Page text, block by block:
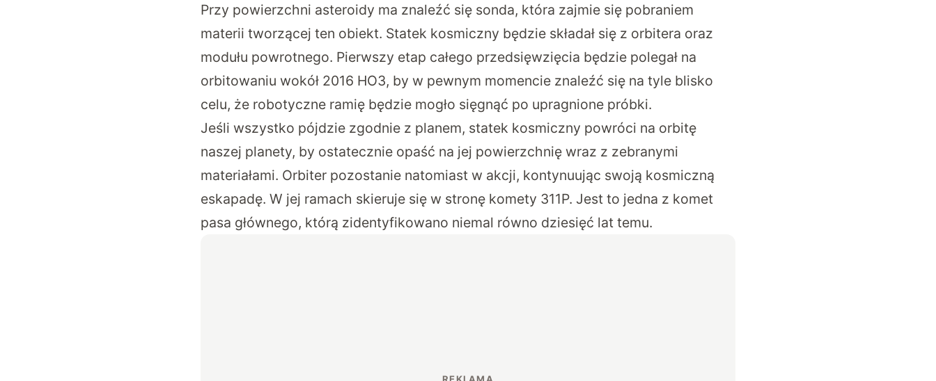
Przy powierzchni asteroidy ma znaleźć się sonda, która zajmie się pobraniem
materii tworzącej ten obiekt. Statek kosmiczny będzie składał się z orbitera oraz
modułu powrotnego. Pierwszy etap całego przedsięwzięcia będzie polegał na
orbitowaniu wokół 2016 HO3, by w pewnym momencie znaleźć się na tyle blisko
celu, że robotyczne ramię będzie mogło sięgnąć po upragnione próbki.
Jeśli wszystko pójdzie zgodnie z planem, statek kosmiczny powróci na orbitę
naszej planety, by ostatecznie opaść na jej powierzchnię wraz z zebranymi
materiałami. Orbiter pozostanie natomiast w akcji, kontynuując swoją kosmiczną
eskapadę. W jej ramach skieruje się w stronę komety 311P. Jest to jedna z komet
pasa głównego, którą zidentyfikowano niemal równo dziesięć lat temu.